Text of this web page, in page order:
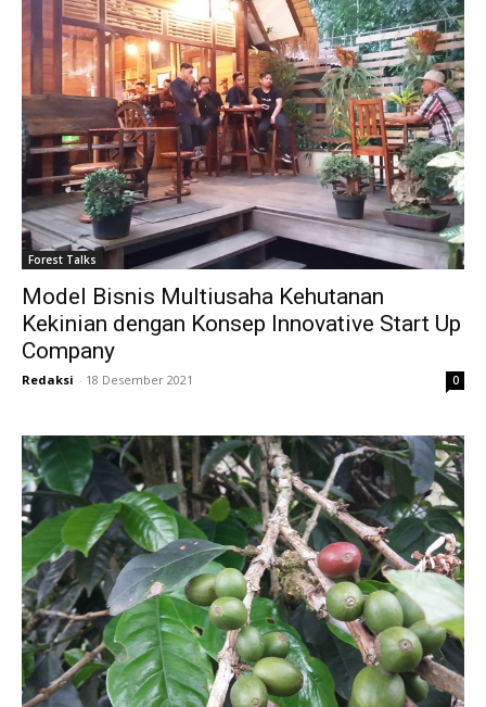
Forest Talks
Model Bisnis Multiusaha Kehutanan
Kekinian dengan Konsep Innovative Start Up
Company
Redaksi - 18 Desember 2021 0